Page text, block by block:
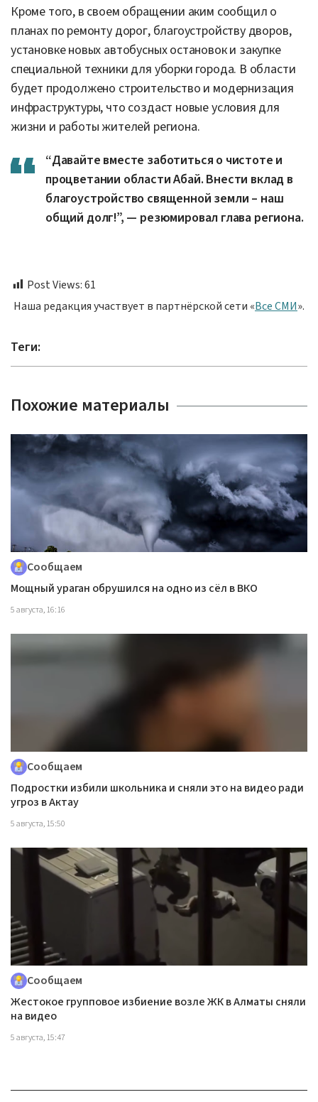
Кроме того, в своем обращении аким сообщил о
планах по ремонту дорог, благоустройству дворов,
установке новых автобусных остановок и закупке
специальной техники для уборки города. В области
будет продолжено строительство и модернизация
инфраструктуры, что создаст новые условия для
жизни и работы жителей региона.
“Давайте вместе заботиться о чистоте и
процветании области Абай. Внести вклад в
благоустройство священной земли – наш
общий долг!”, — резюмировал глава региона.
Post Views:61
Наша редакция участвует в партнёрской сети «Все СМИ».
Теги:
Похожие материалы
Сообщаем
Мощный ураган обрушился на одно из сёл в ВКО
5 августа, 16:16
Сообщаем
Подростки избили школьника и сняли это на видео ради
угроз в Актау
5 августа, 15:50
Сообщаем
Жестокое групповое избиение возле ЖК в Алматы сняли
на видео
5 августа, 15:47